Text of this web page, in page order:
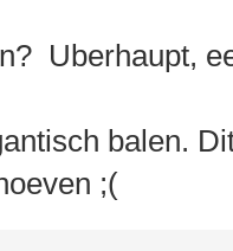
Uberhaupt,
balen.
;(